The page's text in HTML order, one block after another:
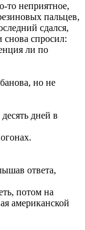
то неприятное,
пальцев,
сдался,
снова спросил:
ли по
но не
дней в
ответа,
потом на
американской